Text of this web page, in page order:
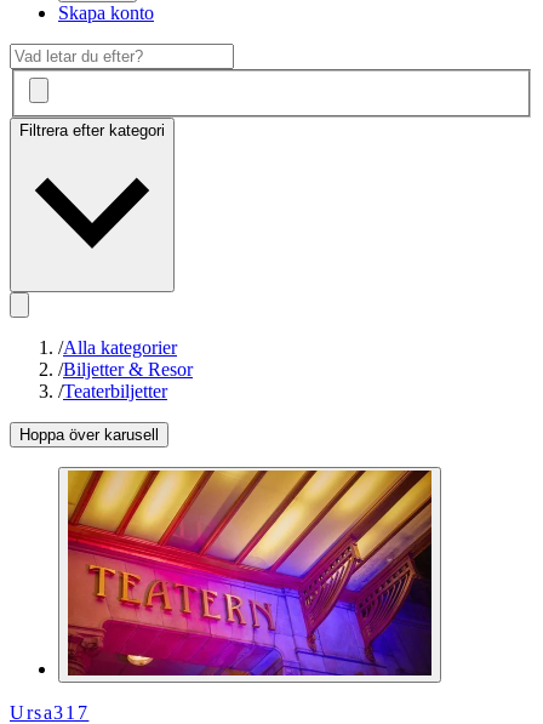
Skapa konto
Filtrera efter kategori
/Alla kategorier
/Biljetter & Resor
/Teaterbiljetter
Hoppa över karusell
Ursa317